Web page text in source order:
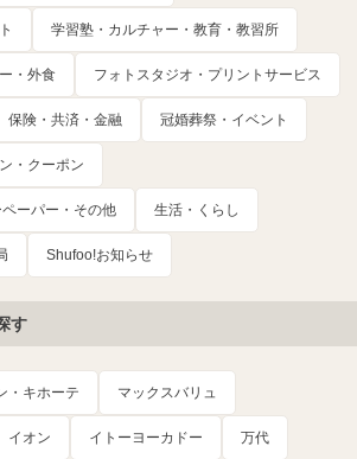
学習塾・カルチャー・教育・教習所
・外食 フォトスタジオ・プリントサービス
保険・共済・金融 冠婚葬祭・イベント
・クーポン
ーパー・その他 生活・くらし
Shufoo!お知らせ
す
・キホーテ マックスバリュ
イオン イトーヨーカドー 万代